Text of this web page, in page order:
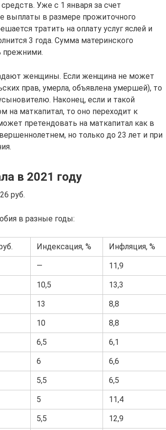
Уже с 1 января за счет
выплаты в размере прожиточного
тратить на оплату услуг яслей и
3 года. Сумма материнского
прежними.
женщины. Если женщина не может
прав, умерла, объявлена умершей), то
Наконец, если и такой
на маткапитал, то оно переходит к
претендовать на маткапитал как в
но только до 23 лет и при
в 2021 году
руб.
в разные годы:
Индексация, % Инфляция, %
— 11,9
10,5 13,3
13 8,8
10 8,8
6,5 6,1
6 6,6
5,5 6,5
5 11,4
5,5 12,9